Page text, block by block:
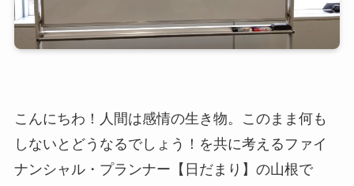
こんにちわ！人間は感情の生き物。このまま何も
しないとどうなるでしょう！を共に考えるファイ
ナンシャル・プランナー【日だまり】の山根で